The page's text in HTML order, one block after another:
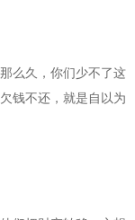
么久，你们少不了这
钱不还，就是自以为